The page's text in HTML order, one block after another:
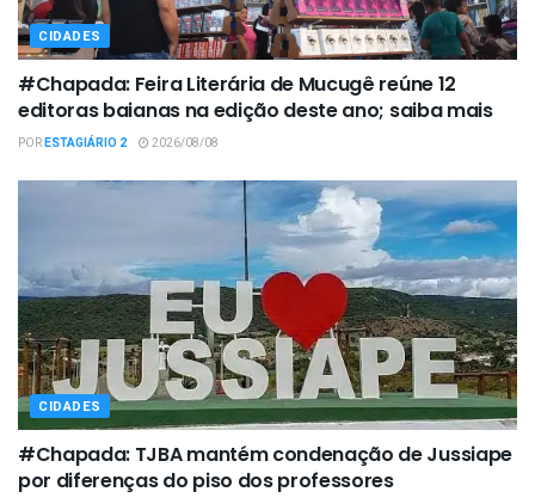
CIDADES
#Chapada: Feira Literária de Mucugê reúne 12
editoras baianas na edição deste ano; saiba mais
PORESTAGIÁRIO 2 2026/08/08
CIDADES
#Chapada: TJBA mantém condenação de Jussiape
por diferenças do piso dos professores